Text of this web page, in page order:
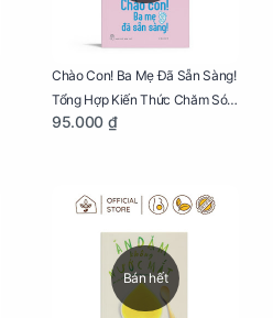
Chào Con! Ba Mẹ Đã Sẵn Sàng!
Tổng Hợp Kiến Thức Chăm Sóc
Trẻ Sơ Sinh
95.000 ₫
Bán hết